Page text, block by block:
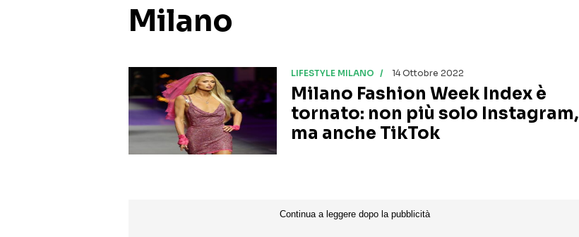
Milano
LIFESTYLE MILANO 14 Ottobre 2022
Milano Fashion Week Index è
tornato: non più solo Instagram,
ma anche TikTok